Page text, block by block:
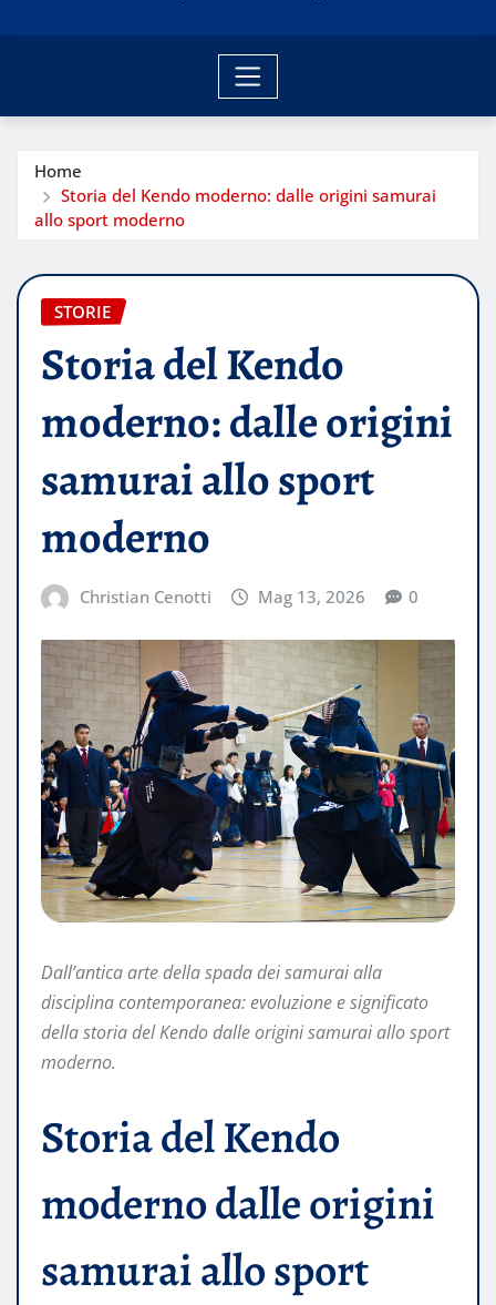
Home
Storia del Kendo moderno: dalle origini samurai
allo sport moderno
STORIE
Storia del Kendo
moderno: dalle origini
samurai allo sport
moderno
Christian Cenotti Mag 13, 2026 0
Dall’antica arte della spada dei samurai alla
disciplina contemporanea: evoluzione e significato
della storia del Kendo dalle origini samurai allo sport
moderno.
Storia del Kendo
moderno dalle origini
samurai allo sport